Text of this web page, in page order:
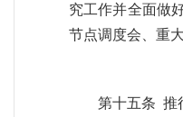
究工作并全面做
节点调度会、重
第十五条 推